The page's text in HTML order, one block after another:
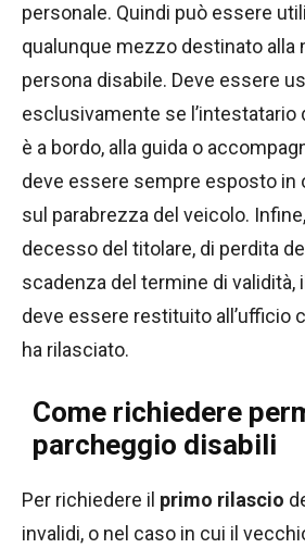
personale. Quindi può essere
qualunque mezzo destinato alla
persona disabile. Deve essere
esclusivamente se
è a bordo, alla guida o
deve essere sempre esposto in
sul parabrezza del veicolo.
decesso del titolare, di perdita
scadenza del termine di validità,
deve essere restituito all’ufficio
ha rilasciato.
Come richiedere
parcheggio disabili
Per richiedere il primo rilascio
invalidi, o nel caso in cui il